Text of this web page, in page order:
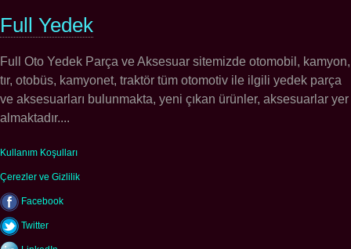
Full Yedek
Full Oto Yedek Parça ve Aksesuar sitemizde otomobil, kamyon,
tır, otobüs, kamyonet, traktör tüm otomotiv ile ilgili yedek parça
ve aksesuarları bulunmakta, yeni çıkan ürünler, aksesuarlar yer
almaktadır....
Kullanım Koşulları
Çerezler ve Gizlilik
Facebook
Twitter